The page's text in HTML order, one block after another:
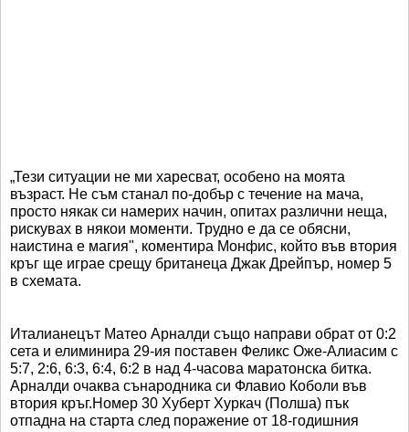
„Тези ситуации не ми харесват, особено на моята
възраст. Не съм станал по-добър с течение на мача,
просто някак си намерих начин, опитах различни неща,
рискувах в някои моменти. Трудно е да се обясни,
наистина е магия", коментира Монфис, който във втория
кръг ще играе срещу британеца Джак Дрейпър, номер 5
в схемата.
Италианецът Матео Арналди също направи обрат от 0:2
сета и елиминира 29-ия поставен Феликс Оже-Алиасим с
5:7, 2:6, 6:3, 6:4, 6:2 в над 4-часова маратонска битка.
Арналди очаква сънародника си Флавио Коболи във
втория кръг.Номер 30 Хуберт Хуркач (Полша) пък
отпадна на старта след поражение от 18-годишния